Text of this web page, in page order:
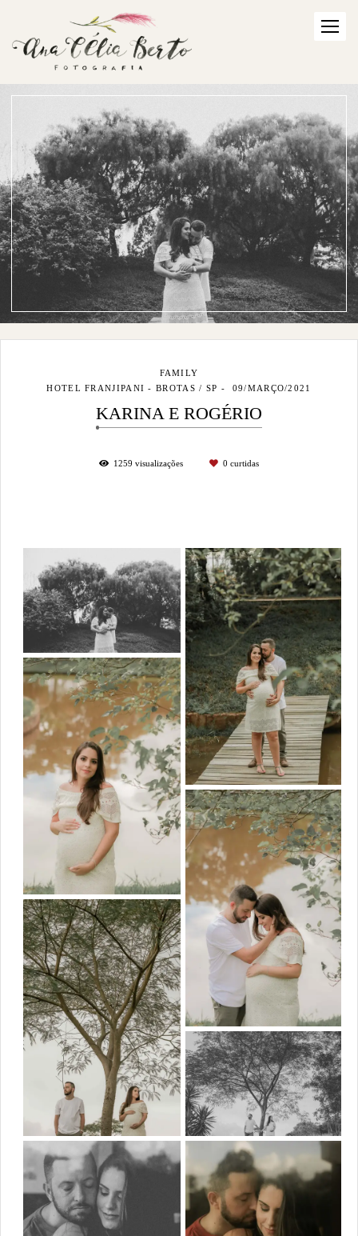
FAMILY
HOTEL FRANJIPANI - BROTAS / SP
09/MARÇO/2021
KARINA E ROGÉRIO
1259 visualizações 0 curtidas